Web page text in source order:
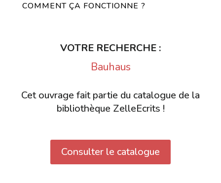
COMMENT ÇA FONCTIONNE ?
VOTRE RECHERCHE :
Bauhaus
Cet ouvrage fait partie du catalogue de la
bibliothèque ZelleEcrits !
Consulter le catalogue